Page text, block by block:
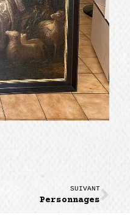
SUIVANT
Personnages